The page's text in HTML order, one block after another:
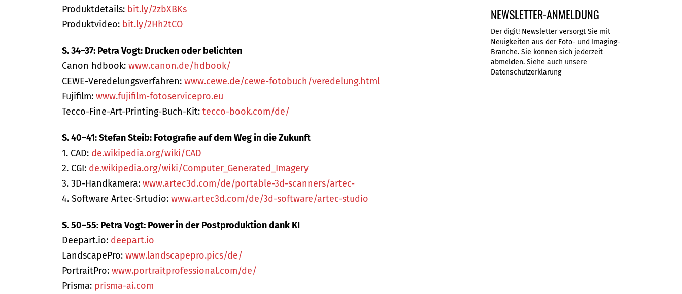
Produktdetails: bit.ly/2zbXBKs
Produktvideo: bit.ly/2Hh2tCO
S. 34–37: Petra Vogt: Drucken oder belichten
Canon hdbook: www.canon.de/hdbook/
CEWE-Veredelungsverfahren: www.cewe.de/cewe-fotobuch/veredelung.html
Fujifilm: www.fujifilm-fotoservicepro.eu
Tecco-Fine-Art-Printing-Buch-Kit: tecco-book.com/de/
S. 40–41: Stefan Steib: Fotografie auf dem Weg in die Zukunft
1. CAD: de.wikipedia.org/wiki/CAD
2. CGI: de.wikipedia.org/wiki/Computer_Generated_Imagery
3. 3D-Handkamera: www.artec3d.com/de/portable-3d-scanners/artec-
4. Software Artec-Srtudio: www.artec3d.com/de/3d-software/artec-studio
S. 50–55: Petra Vogt: Power in der Postproduktion dank KI
Deepart.io: deepart.io
LandscapePro: www.landscapepro.pics/de/
PortraitPro: www.portraitprofessional.com/de/
Prisma: prisma-ai.com
NEWSLETTER-ANMELDUNG
Der digit! Newsletter versorgt Sie mit
Neuigkeiten aus der Foto- und Imaging-
Branche. Sie können sich jederzeit
abmelden. Siehe auch unsere
Datenschutzerklärung